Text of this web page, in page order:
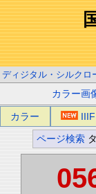
ディジタル・シルクロ
カラー画
カラー
ページ検索